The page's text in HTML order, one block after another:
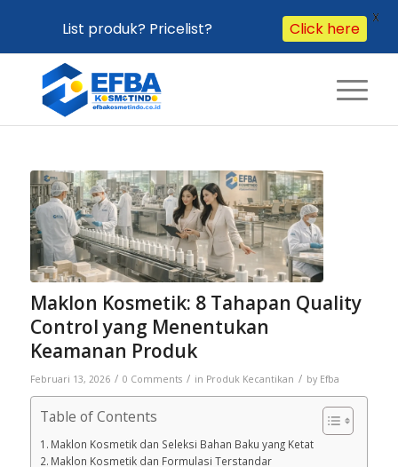
Maklon Kosmetik: 8 Tahapan Quality
Control yang Menentukan
Keamanan Produk
Februari 13, 2026 / 0 Comments / in Produk Kecantikan / by Efba
Table of Contents
Maklon Kosmetik dan Seleksi Bahan Baku yang Ketat
Maklon Kosmetik dan Formulasi Terstandar
List produk? Pricelist? Click here
X